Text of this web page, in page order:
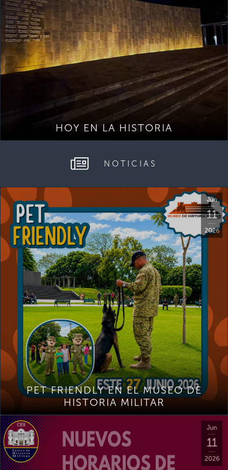
HOY EN LA HISTORIA
NOTICIAS
Jun
11
2026
PET FRIENDLY EN EL MUSEO DE
HISTORIA MILITAR
Jun
11
2026